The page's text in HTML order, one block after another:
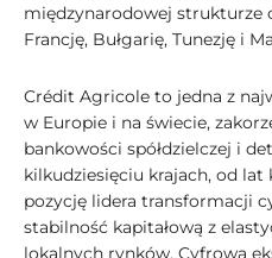
międzynarodowej strukturze
Francję, Bułgarię, Tunezję i
Crédit Agricole to jedna z
w Europie i na świecie,
bankowości spółdzielczej i
kilkudziesięciu krajach, od
pozycję lidera transformacji
stabilność kapitałową z
lokalnych rynków. Cyfrowa